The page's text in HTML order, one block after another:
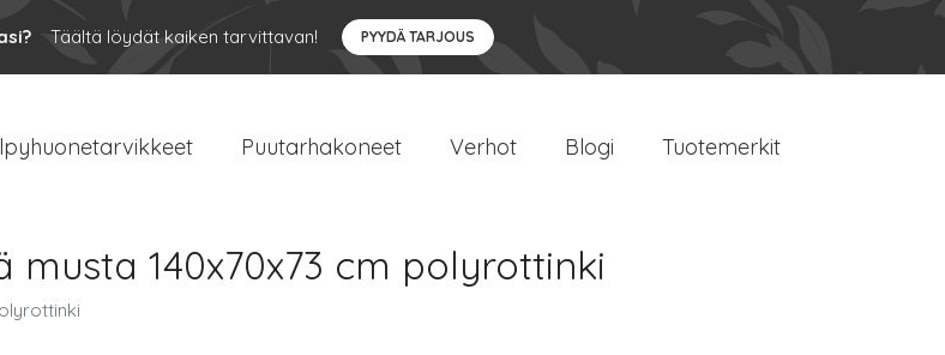
Täältä löydät kaiken tarvittavan! PYYDÄ TARJOUS
Puutarhakoneet Verhot Blogi Tuotemerkit
140x70x73 cm polyrottinki